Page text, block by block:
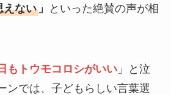
えない」
といった絶賛の声が相
もトウモコロシがいい」と泣
ンでは、子どもらしい言葉選